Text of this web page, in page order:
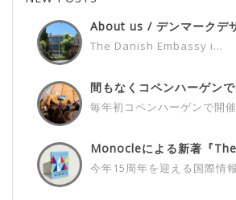
About us / デンマークデ
The Danish Embassy i...
間もなくコペンハーゲン
毎年初コペンハーゲンで開
Monocleによる新著『
今年15周年を迎える国際情